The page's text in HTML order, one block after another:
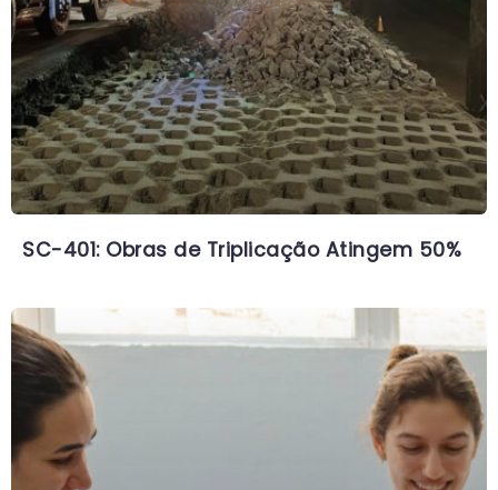
SC-401: Obras de Triplicação Atingem 50%